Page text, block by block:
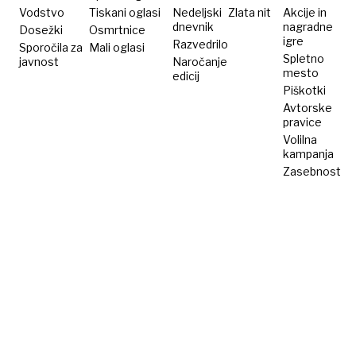
Vodstvo
Dosežki
Sporočila za
javnost
Tiskani oglasi
Osmrtnice
Mali oglasi
Nedeljski
dnevnik
Razvedrilo
Naročanje
edicij
Zlata nit
Akcije in
nagradne
igre
Spletno
mesto
Piškotki
Avtorske
pravice
Volilna
kampanja
Zasebnost